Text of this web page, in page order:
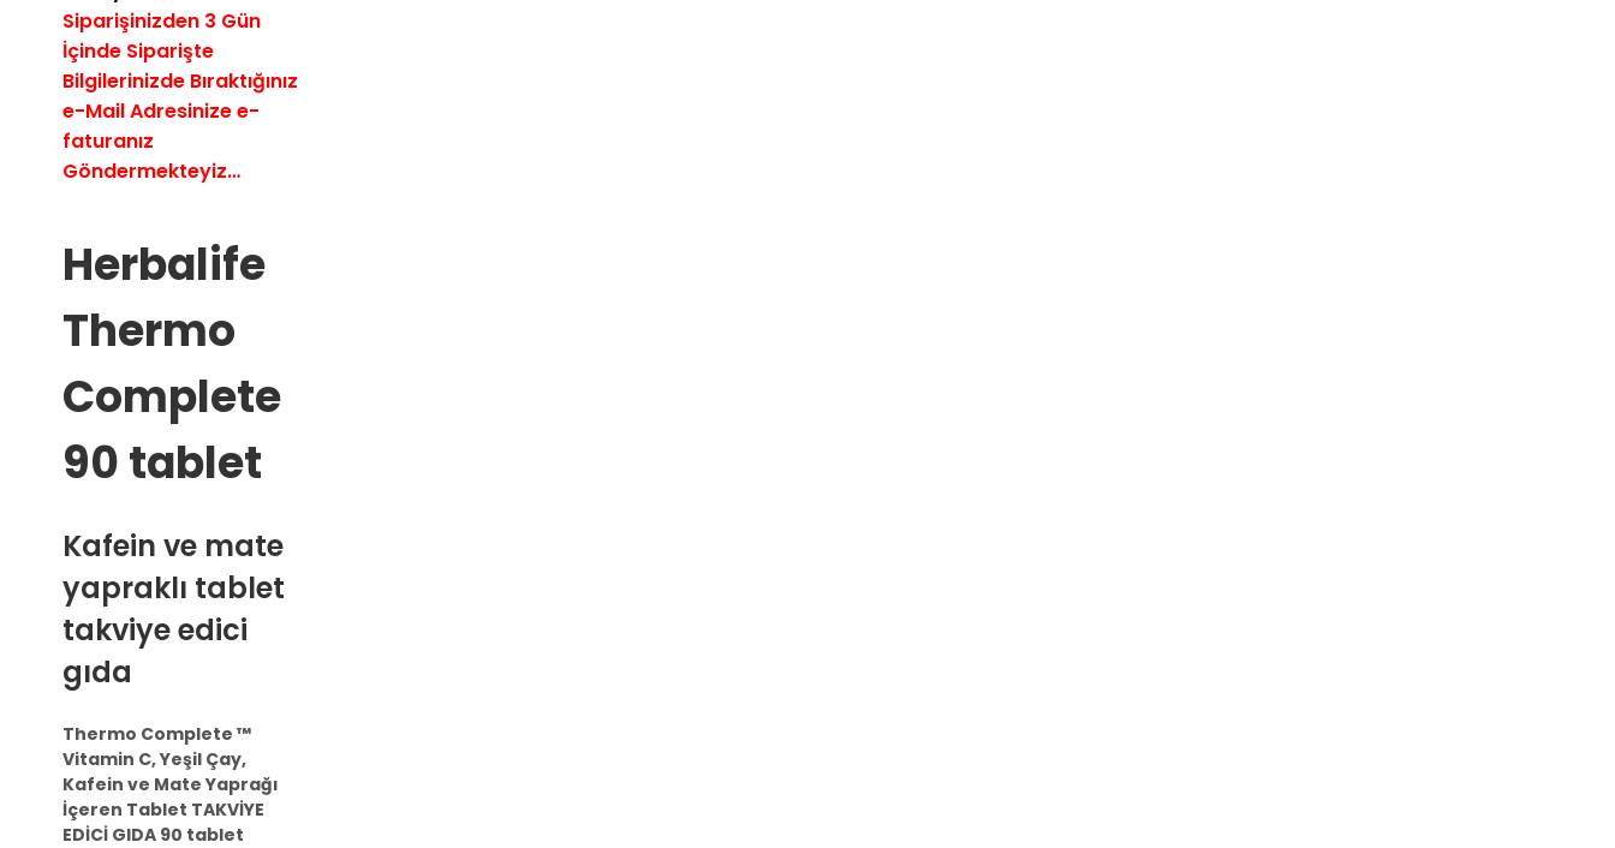
Siparişinizden 3 Gün
İçinde Siparişte
Bilgilerinizde Bıraktığınız
e-Mail Adresinize e-
faturanız
Göndermekteyiz…
Herbalife
Thermo
Complete
90 tablet
Kafein ve mate
yapraklı tablet
takviye edici
gıda
Thermo Complete ™
Vitamin C, Yeşil Çay,
Kafein ve Mate Yaprağı
İçeren Tablet TAKVİYE
EDİCİ GIDA 90 tablet